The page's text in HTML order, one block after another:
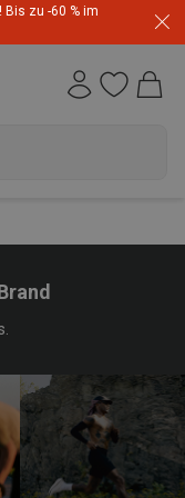
zu -60 % im